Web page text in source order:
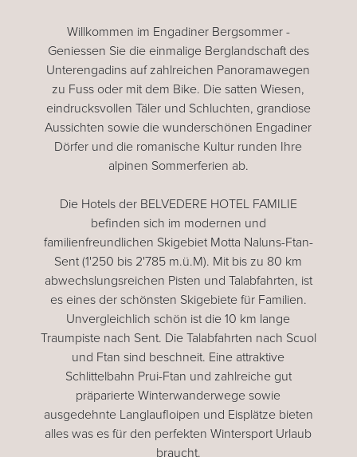
Willkommen im Engadiner Bergsommer -
Geniessen Sie die einmalige Berglandschaft des
Unterengadins auf zahlreichen Panoramawegen
zu Fuss oder mit dem Bike. Die satten Wiesen,
eindrucksvollen Täler und Schluchten, grandiose
Aussichten sowie die wunderschönen Engadiner
Dörfer und die romanische Kultur runden Ihre
alpinen Sommerferien ab.
Die Hotels der BELVEDERE HOTEL FAMILIE
befinden sich im modernen und
familienfreundlichen Skigebiet Motta Naluns-Ftan-
Sent (1'250 bis 2'785 m.ü.M). Mit bis zu 80 km
abwechslungsreichen Pisten und Talabfahrten, ist
es eines der schönsten Skigebiete für Familien.
Unvergleichlich schön ist die 10 km lange
Traumpiste nach Sent. Die Talabfahrten nach Scuol
und Ftan sind beschneit. Eine attraktive
Schlittelbahn Prui-Ftan und zahlreiche gut
präparierte Winterwanderwege sowie
ausgedehnte Langlaufloipen und Eisplätze bieten
alles was es für den perfekten Wintersport Urlaub
braucht.